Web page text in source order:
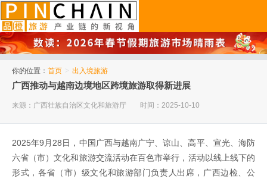
你的位置： 首页 > 出入境旅游
广西推动与越南边境地区跨境旅游取得新进展
来源：广西壮族自治区文化和旅游厅 时间：2025-10-10
2025年9月28日，中国广西与越南广宁、谅山、高平、宣光、海防
六省（市）文化和旅游交流活动在百色市举行，活动以线上线下的
形式，各省（市）级文化和旅游部门负责人出席，广西边检、公